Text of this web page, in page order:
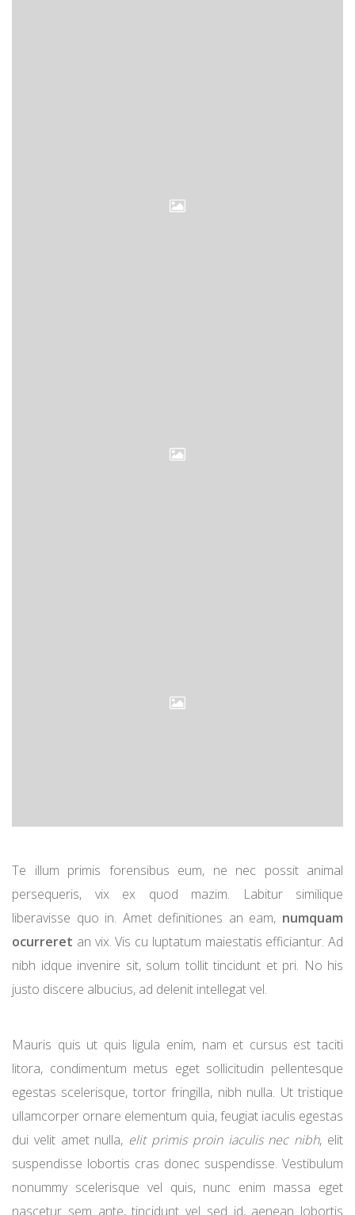
Te illum primis forensibus eum, ne nec possit animal
persequeris, vix ex quod mazim. Labitur similique
liberavisse quo in. Amet definitiones an eam, numquam
ocurreret an vix. Vis cu luptatum maiestatis efficiantur. Ad
nibh idque invenire sit, solum tollit tincidunt et pri. No his
justo discere albucius, ad delenit intellegat vel.
Mauris quis ut quis ligula enim, nam et cursus est taciti
litora, condimentum metus eget sollicitudin pellentesque
egestas scelerisque, tortor fringilla, nibh nulla. Ut tristique
ullamcorper ornare elementum quia, feugiat iaculis egestas
dui velit amet nulla, elit primis proin iaculis nec nibh, elit
suspendisse lobortis cras donec suspendisse. Vestibulum
nonummy scelerisque vel quis, nunc enim massa eget
nascetur sem ante, tincidunt vel sed id, aenean lobortis